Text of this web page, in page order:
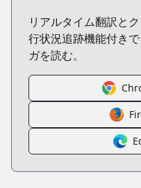
リアルタイム翻訳と
行状況追跡機能付き
ガを読む。